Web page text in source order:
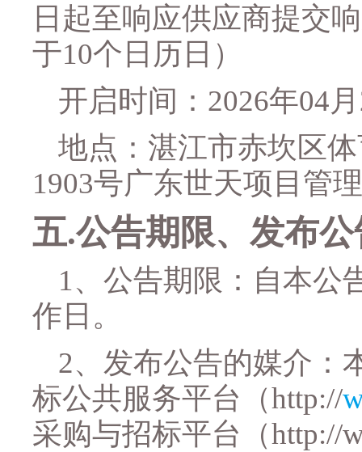
日起至响应供应商提交
于10个日历日）
开启时间 ： 2026年04月
地点： 湛江市赤坎区
1903号广东世天项目管
五.公告期限、发布
1 、公告期限：自本公
作日。
2、发布公告的媒介：
标公共服务平台 （http://
采购与招标平台（http://